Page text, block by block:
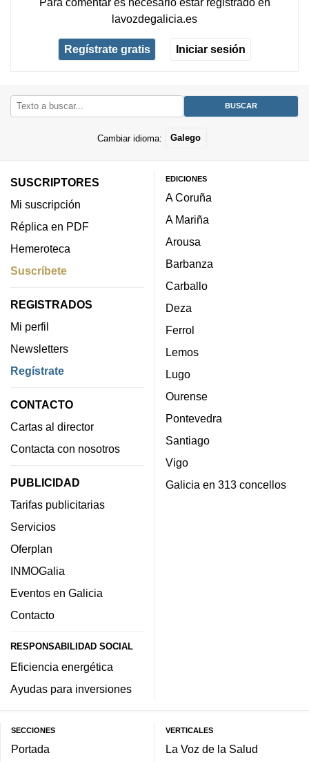
lavozdegalicia.es
Regístrate gratis Iniciar sesión
Cambiar idioma: Galego
SUSCRIPTORES
Mi suscripción
Réplica en PDF
Hemeroteca
Suscríbete
REGISTRADOS
Mi perfil
Newsletters
Regístrate
CONTACTO
Cartas al director
Contacta con nosotros
PUBLICIDAD
Tarifas publicitarias
Servicios
Oferplan
INMOGalia
Eventos en Galicia
Contacto
RESPONSABILIDAD SOCIAL
Eficiencia energética
Ayudas para inversiones
EDICIONES
A Coruña
A Mariña
Arousa
Barbanza
Carballo
Deza
Ferrol
Lemos
Lugo
Ourense
Pontevedra
Santiago
Vigo
Galicia en 313 concellos
SECCIONES
Portada
VERTICALES
La Voz de la Salud